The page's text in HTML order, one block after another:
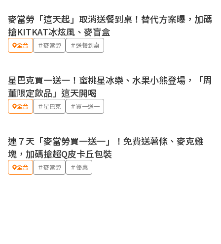
麥當勞「這天起」取消送餐到桌！替代方案曝，加碼
搶KITKAT冰炫風、麥盲盒
全台 ＃麥當勞 ＃送餐到桌
優惠
星巴克買一送一！蜜桃星冰樂、水果小熊登場，「周
董限定飲品」這天開喝
全台 ＃星巴克 ＃買一送一
優惠
連７天「麥當勞買一送一」！免費送薯條、麥克雞
塊，加碼搶超Q皮卡丘包裝
全台 ＃麥當勞 ＃優惠